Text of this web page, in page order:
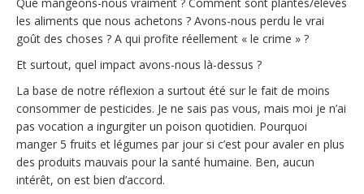
les aliments que nous achetons ? Avons-nous perdu le vrai
goût des choses ? A qui profite réellement « le crime » ?
Et surtout, quel impact avons-nous là-dessus ?
La base de notre réflexion a surtout été sur le fait de moins
consommer de pesticides. Je ne sais pas vous, mais moi je n’ai
pas vocation a ingurgiter un poison quotidien. Pourquoi
manger 5 fruits et légumes par jour si c’est pour avaler en plus
des produits mauvais pour la santé humaine. Ben, aucun
intérêt, on est bien d’accord.